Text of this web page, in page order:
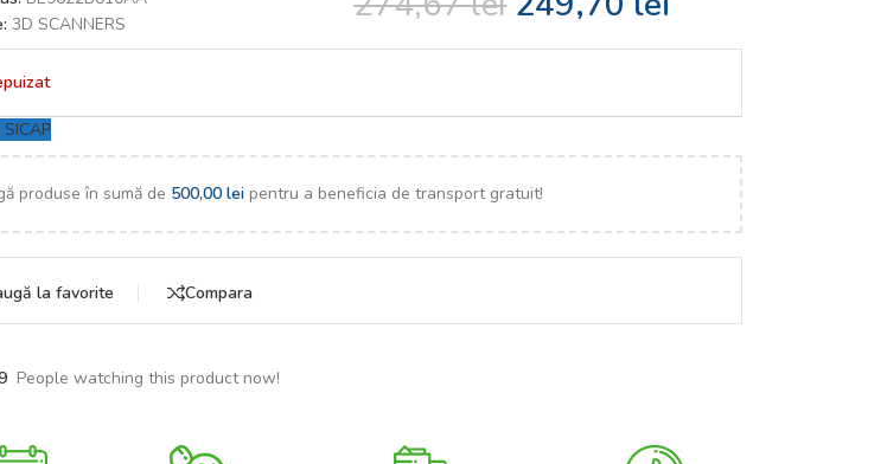
3D SCANNERS
produse în sumă de 500,00 leipentru a beneficia de transport gratuit!
la favorite Compara
People watching this product now!